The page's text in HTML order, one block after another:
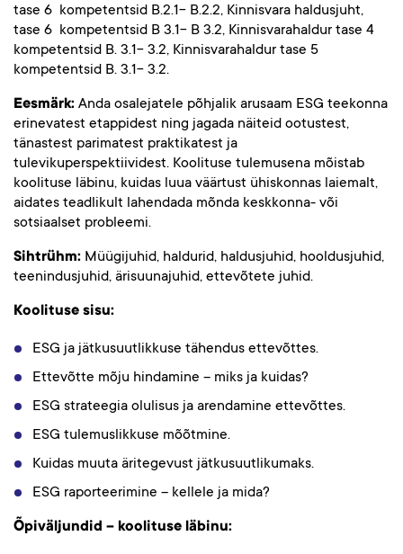
tase 6 kompetentsid B.2.1- B.2.2, Kinnisvara haldusjuht,
tase 6 kompetentsid B 3.1- B 3.2, Kinnisvarahaldur tase 4
kompetentsid B. 3.1- 3.2, Kinnisvarahaldur tase 5
kompetentsid B. 3.1- 3.2.
Eesmärk: Anda osalejatele põhjalik arusaam ESG teekonna
erinevatest etappidest ning jagada näiteid ootustest,
tänastest parimatest praktikatest ja
tulevikuperspektiividest. Koolituse tulemusena mõistab
koolituse läbinu, kuidas luua väärtust ühiskonnas laiemalt,
aidates teadlikult lahendada mõnda keskkonna- või
sotsiaalset probleemi.
Sihtrühm: Müügijuhid, haldurid, haldusjuhid, hooldusjuhid,
teenindusjuhid, ärisuunajuhid, ettevõtete juhid.
Koolituse sisu:
ESG ja jätkusuutlikkuse tähendus ettevõttes.
Ettevõtte mõju hindamine – miks ja kuidas?
ESG strateegia olulisus ja arendamine ettevõttes.
ESG tulemuslikkuse mõõtmine.
Kuidas muuta äritegevust jätkusuutlikumaks.
ESG raporteerimine – kellele ja mida?
Õpiväljundid – koolituse läbinu: